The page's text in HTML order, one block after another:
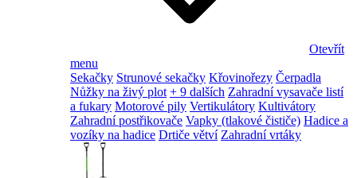
Otevřít
menu
Sekačky Strunové sekačky Křovinořezy Čerpadla
Nůžky na živý plot + 9 dalších Zahradní vysavače listí
a fukary Motorové pily Vertikulátory Kultivátory
Zahradní postřikovače Vapky (tlakové čističe) Hadice a
vozíky na hadice Drtiče větví Zahradní vrtáky